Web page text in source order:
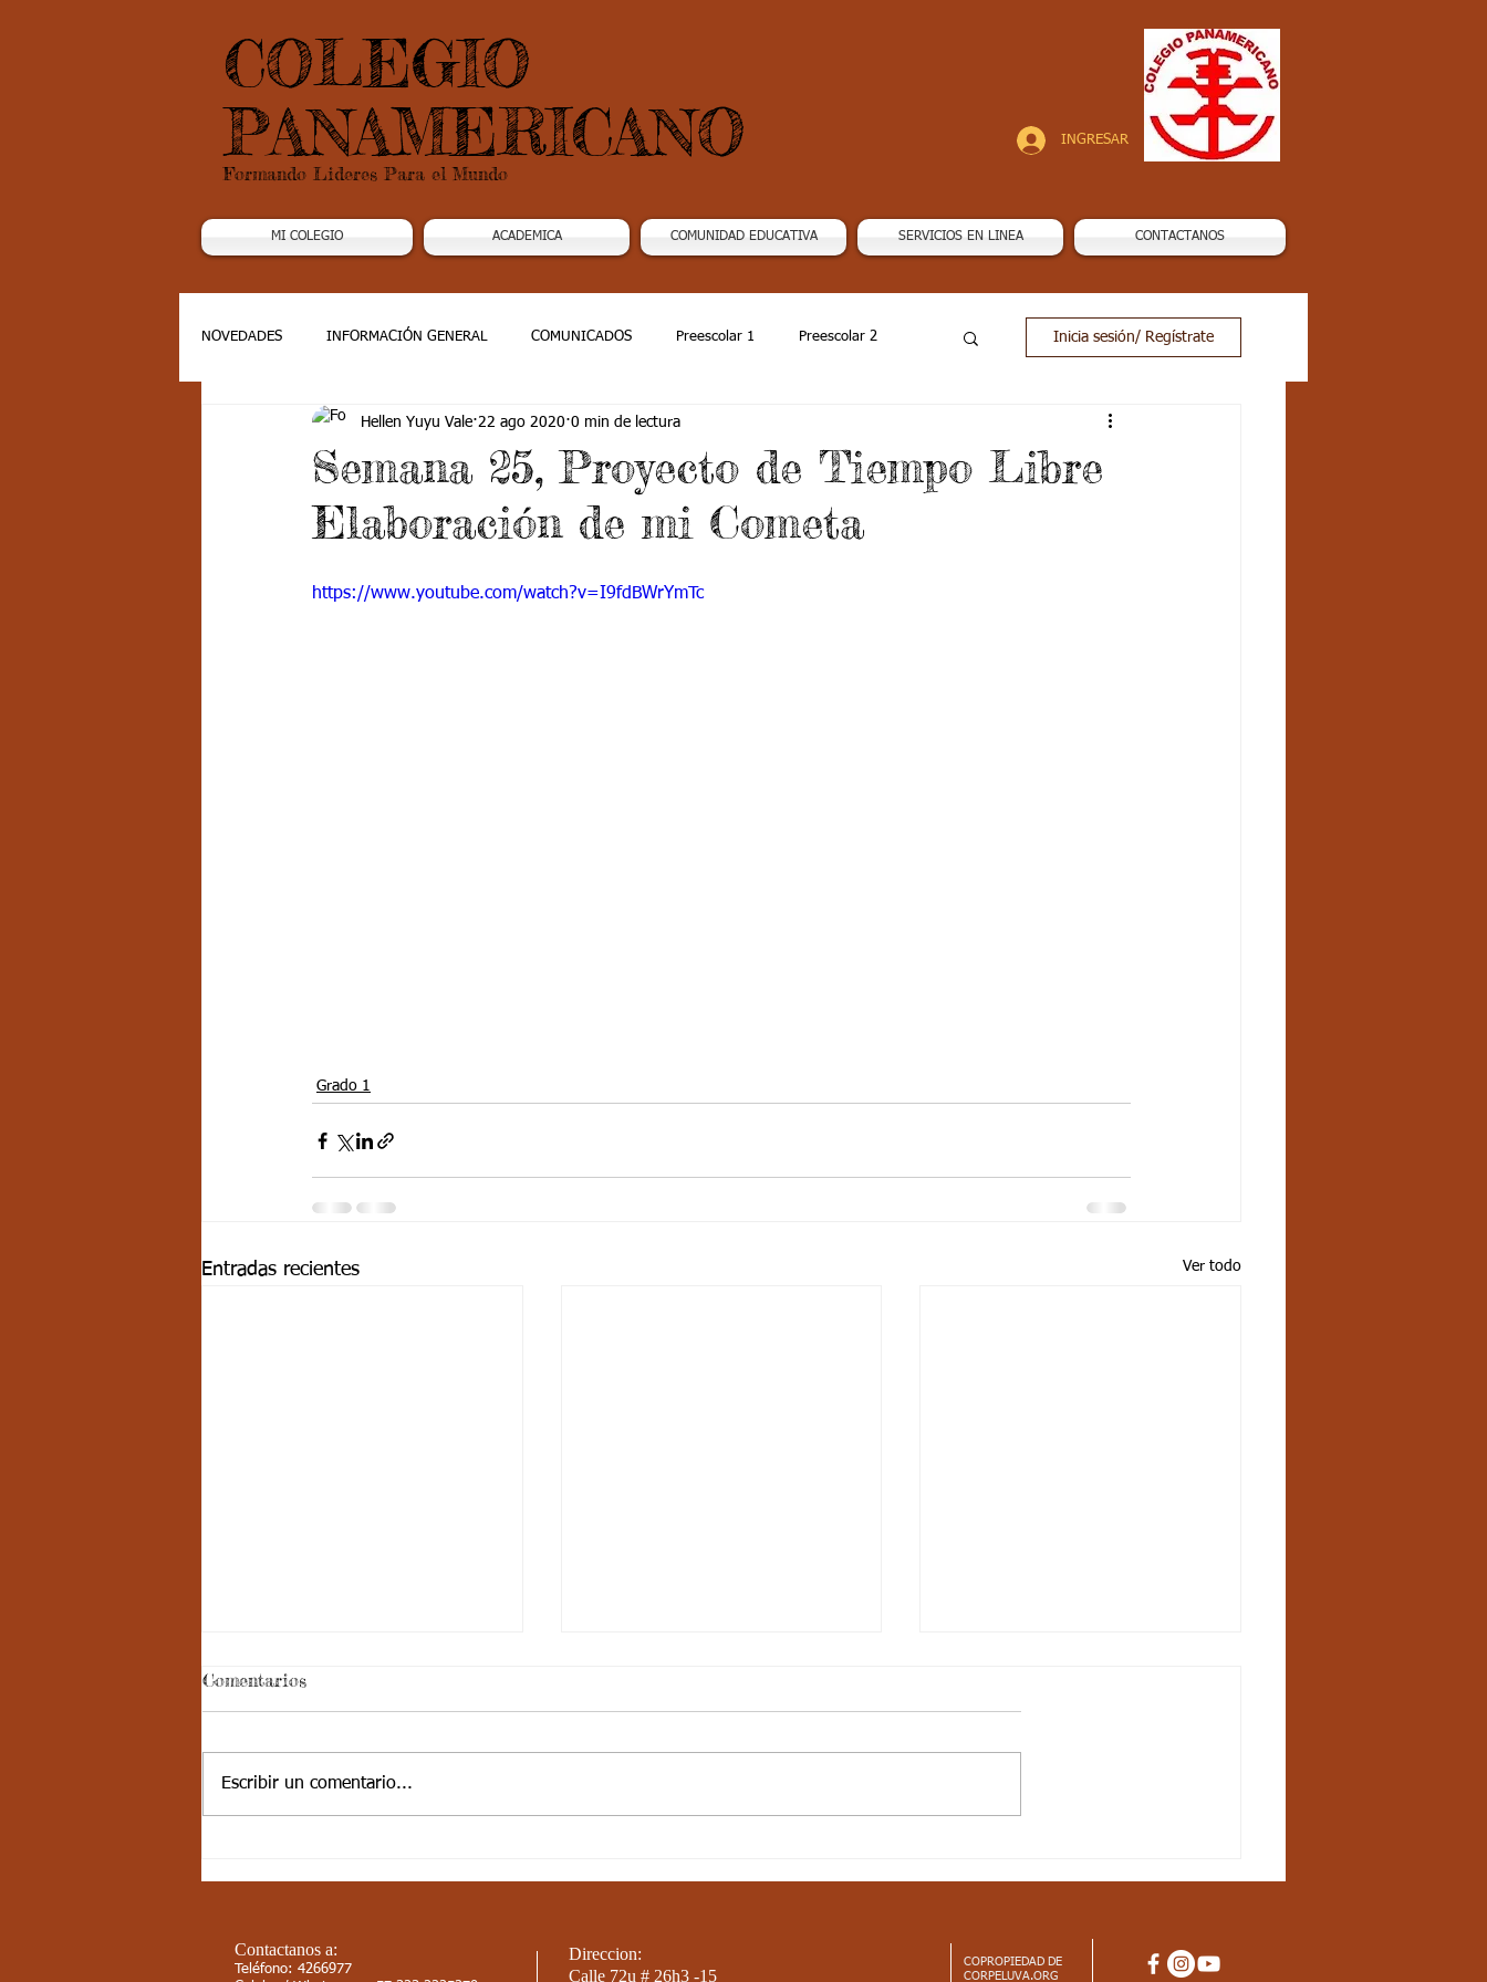
COLEGIO
PANAMERICANO
Formando Lideres Para el Mundo
INGRESAR
MI COLEGIO ACADEMICA COMUNIDAD EDUCATIVA SERVICIOS EN LINEA CONTACTANOS
NOVEDADES INFORMACIÓN GENERAL COMUNICADOS Preescolar 1 Preescolar 2
Grado 2 Grado 3 Grado 4 Grado 5
Grado 8 Grado 9 Grado 10 Grado 11
PSICOLOGÍA INSTITUCIONAL DEPORTES Jardín-2020
Inicia sesión/ Regístrate
Semana 25, Proyecto de Tiempo Libre
Elaboración de mi Cometa
Hellen Yuyu Vale 22 ago 2020 0 min de lectura
https://www.youtube.com/watch?v=I9fdBWrYmTc
Grado 1
Entradas recientes Ver todo
Comentarios
Escribir un comentario...
COPROPIEDAD DE
CORPELUVA.ORG
Contactanos a:
Teléfono: 4266977
Direccion:
Calle 72u # 26h3 -15